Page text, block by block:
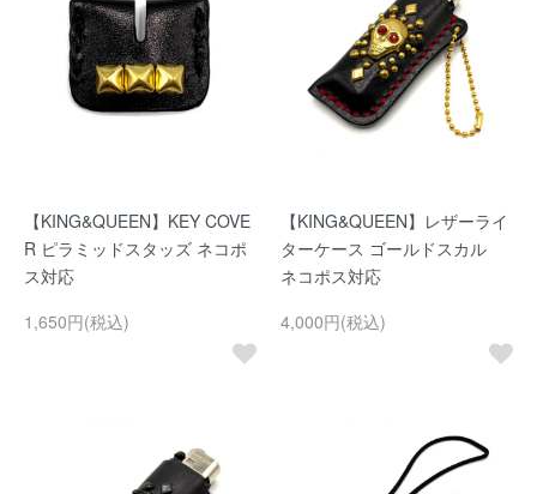
【KING&QUEEN】KEY COVE
R ピラミッドスタッズ ネコポ
ス対応
1,650円(税込)
【KING&QUEEN】レザーライ
ターケース ゴールドスカル
ネコポス対応
4,000円(税込)